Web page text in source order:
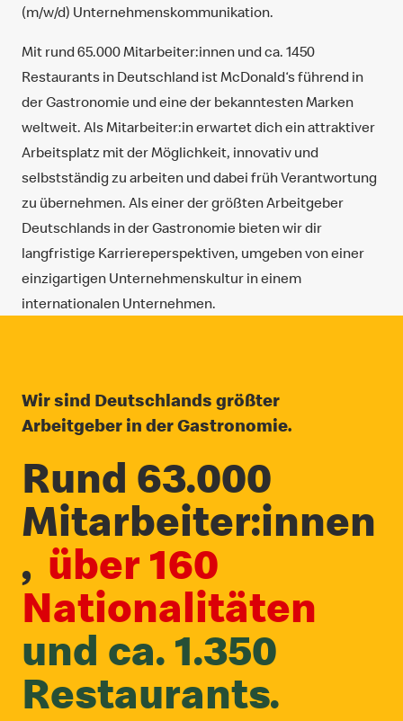
(m/w/d) Unternehmenskommunikation.
Mit rund 65.000 Mitarbeiter:innen und ca. 1450
Restaurants in Deutschland ist McDonald‘s führend in
der Gastronomie und eine der bekanntesten Marken
weltweit. Als Mitarbeiter:in erwartet dich ein attraktiver
Arbeitsplatz mit der Möglichkeit, innovativ und
selbstständig zu arbeiten und dabei früh Verantwortung
zu übernehmen. Als einer der größten Arbeitgeber
Deutschlands in der Gastronomie bieten wir dir
langfristige Karriereperspektiven, umgeben von einer
einzigartigen Unternehmenskultur in einem
internationalen Unternehmen.
Wir sind Deutschlands größter
Arbeitgeber in der Gastronomie.
Rund 63.000
Mitarbeiter:innen
, über 160
Nationalitäten
und ca. 1.350
Restaurants.